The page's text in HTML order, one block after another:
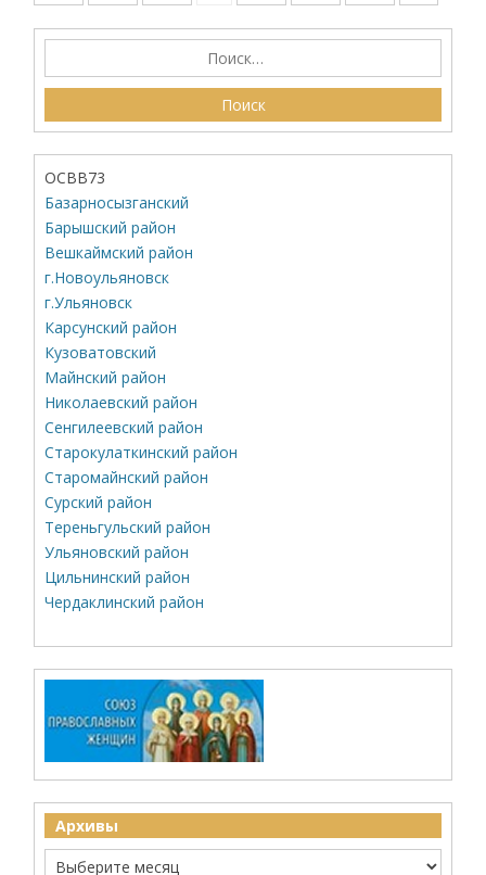
ОСВВ73
Базарносызганский
Барышский район
Вешкаймский район
г.Новоульяновск
г.Ульяновск
Карсунский район
Кузоватовский
Майнский район
Николаевский район
Сенгилеевский район
Старокулаткинский район
Старомайнский район
Сурский район
Тереньгульский район
Ульяновский район
Цильнинский район
Чердаклинский район
Архивы